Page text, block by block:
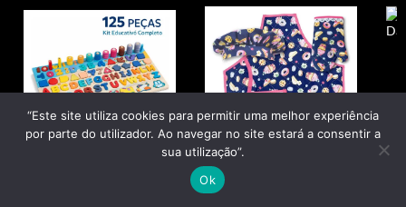
“Este site utiliza cookies para permitir uma melhor experiência
por parte do utilizador. Ao navegar no site estará a consentir a
sua utilização”.
Ok